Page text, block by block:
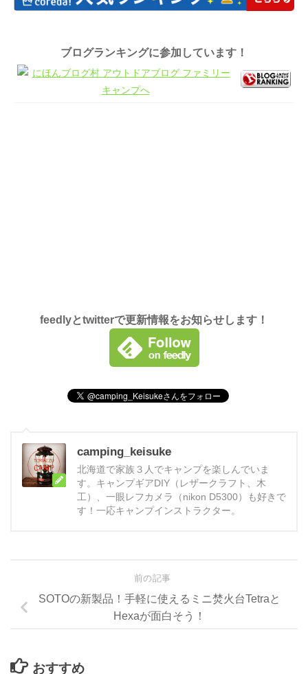
ブログランキングに参加しています！
feedlyとtwitterで更新情報をお知らせします！
camping_keisuke
北海道で家族３人でキャンプを楽しんでいま
す。キャンプギアDIY（レザークラフト、木
工）、一眼レフカメラ（nikon D5300）も好きで
す！一応キャンプインストラクター。
前の記事
SOTOの新製品！手軽に使えるミニ焚火台Tetraと
Hexaが面白そう！
おすすめ